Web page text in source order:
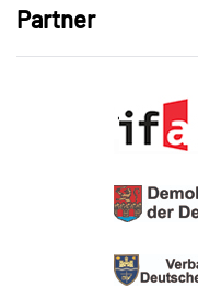
Partner